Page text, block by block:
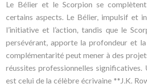
Le Bélier et le Scorpion se
certains aspects. Le Bélier, impulsif et
l’initiative et l’action, tandis que le
persévérant, apporte la profondeur et
complémentarité peut mener à des
réussites professionnelles significatives.
est celui de la célèbre écrivaine **J.K.